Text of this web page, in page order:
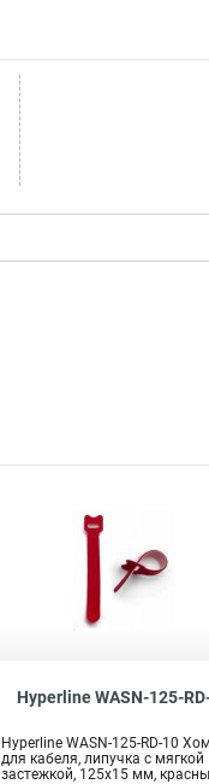
Hyperline WASN-125-
Hyperline WASN-125-RD-10
для кабеля, липучка с мягкой
застежкой, 125x15 мм,